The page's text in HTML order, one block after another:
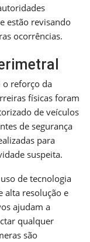
estão revisando
ocorrências.
o reforço da
físicas foram
de veículos
de segurança
para
suspeita.
de tecnologia
alta resolução e
ajudam a
qualquer
são